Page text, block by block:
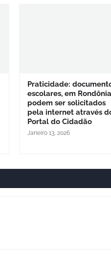
Praticidade:
escolares, em
podem ser solicitados
pela internet através
Portal do Cidadão
Janeiro 13, 2026